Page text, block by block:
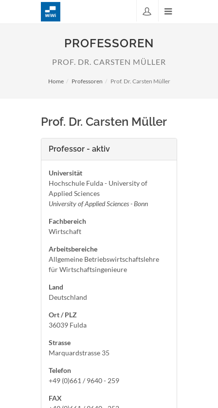
PROFESSOREN
PROF. DR. CARSTEN MÜLLER
Home Professoren Prof. Dr. Carsten Müller
Prof. Dr. Carsten Müller
Professor - aktiv
Universität
Hochschule Fulda - University of
Applied Sciences
University of Applied Sciences - Bonn
Fachbereich
Wirtschaft
Arbeitsbereiche
Allgemeine Betriebswirtschaftslehre
für Wirtschaftsingenieure
Land
Deutschland
Ort / PLZ
36039 Fulda
Strasse
Marquardstrasse 35
Telefon
+49 (0)661 / 9640 - 259
FAX